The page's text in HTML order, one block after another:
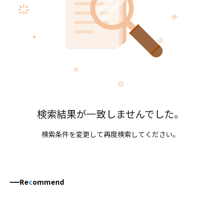
検索結果が一致しませんでした。
検索条件を変更して再度検索してください。
Recommend